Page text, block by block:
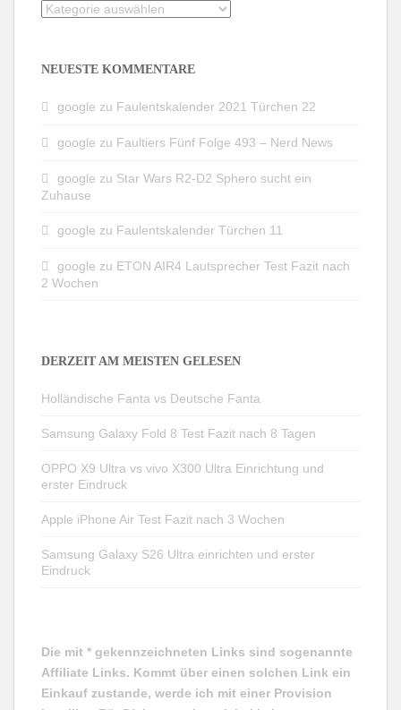
Kategorien
NEUESTE KOMMENTARE
google zu Faulentskalender 2021 Türchen 22
google zu Faultiers Fünf Folge 493 – Nerd News
google zu Star Wars R2-D2 Sphero sucht ein
Zuhause
google zu Faulentskalender Türchen 11
google zu ETON AIR4 Lautsprecher Test Fazit nach
2 Wochen
DERZEIT AM MEISTEN GELESEN
Holländische Fanta vs Deutsche Fanta
Samsung Galaxy Fold 8 Test Fazit nach 8 Tagen
OPPO X9 Ultra vs vivo X300 Ultra Einrichtung und
erster Eindruck
Apple iPhone Air Test Fazit nach 3 Wochen
Samsung Galaxy S26 Ultra einrichten und erster
Eindruck
Die mit * gekennzeichneten Links sind sogenannte
Affiliate Links. Kommt über einen solchen Link ein
Einkauf zustande, werde ich mit einer Provision